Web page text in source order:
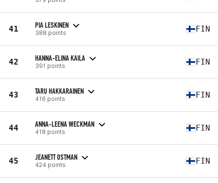
41 PIA LESKINEN
388 points FIN
42 HANNA-ELINA KAILA
391 points FIN
43 TARU HAKKARAINEN
416 points FIN
44 ANNA-LEENA WECKMAN
418 points FIN
45 JEANETT OSTMAN
424 points FIN